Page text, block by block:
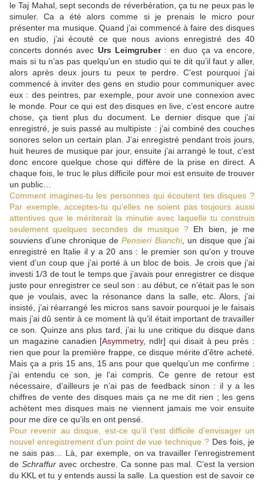
le Taj Mahal, sept seconds de réverbération, ça tu ne peux pas le
simuler. Ca a été alors comme si je prenais le micro pour
présenter ma musique. Quand j’ai commencé à faire des disques
en studio, j’ai écouté ce que nous avions enregistré des 40
concerts donnés avec Urs Leimgruber: en duo ça va encore,
mais si tu n’as pas quelqu’un en studio qui te dit qu’il faut y aller,
alors après deux jours tu peux te perdre. C’est pourquoi j’ai
commencé à inviter des gens en studio pour communiquer avec
eux : des peintres, par exemple, pour avoir une connexion avec
le monde. Pour ce qui est des disques en live, c’est encore autre
chose, ça tient plus du document. Le dernier disque que j’ai
enregistré, je suis passé au multipiste : j’ai combiné des couches
sonores selon un certain plan. J’ai enregistré pendant trois jours,
huit heures de musique par jour, ensuite j’ai arrangé le tout, c’est
donc encore quelque chose qui diffère de la prise en direct. A
chaque fois, le truc le plus difficile pour moi est ensuite de trouver
un public…
Comment imagines-tu les personnes qui écoutent tes disques ?
Par exemple, acceptes-tu qu’elles ne soient pas toujours aussi
attentives que le mériterait la minutie avec laquelle tu construis
seulement quelques secondes de musique ? Eh bien, je me
souviens d’une chronique dePensieri Bianchi, un disque que j’ai
enregistré en Italie il y a 20 ans : le premier son qu’on y trouve
vient d’un coup que j’ai porté à un bloc de bois. Je crois que j’ai
investi 1/3 de tout le temps que j’avais pour enregistrer ce disque
juste pour enregistrer ce seul son : au début, ce n’était pas le son
que je voulais, avec la résonance dans la salle, etc. Alors, j’ai
insisté, j’ai réarrangé les micros sans savoir pourquoi je le faisais
mais j’ai dû sentir à ce moment là qu’il était important de travailler
ce son. Quinze ans plus tard, j’ai lu une critique du disque dans
un magazine canadien [Asymmetry, ndlr] qui disait à peu près :
rien que pour la première frappe, ce disque mérite d’être acheté.
Mais ça a pris 15 ans, 15 ans pour que quelqu’un me confirme :
j’ai entendu ce son, je l’ai compris. Ce genre de retour est
nécessaire, d’ailleurs je n’ai pas de feedback sinon : il y a les
chiffres de vente des disques mais ça ne me dit rien ; les gens
achètent mes disques mais ne viennent jamais me voir ensuite
pour me dire ce qu’ils en ont pensé.
Pour revenir au disque, est-ce qu‘il t’est difficile d’envisager un
nouvel enregistrement d’un point de vue technique ? Des fois, je
ne sais pas… Là, par exemple, on va travailler l’enregistrement
deSchraffur avec orchestre. Ca sonne pas mal. C’est la version
du KKL et tu y entends aussi la salle. La question est de savoir ce